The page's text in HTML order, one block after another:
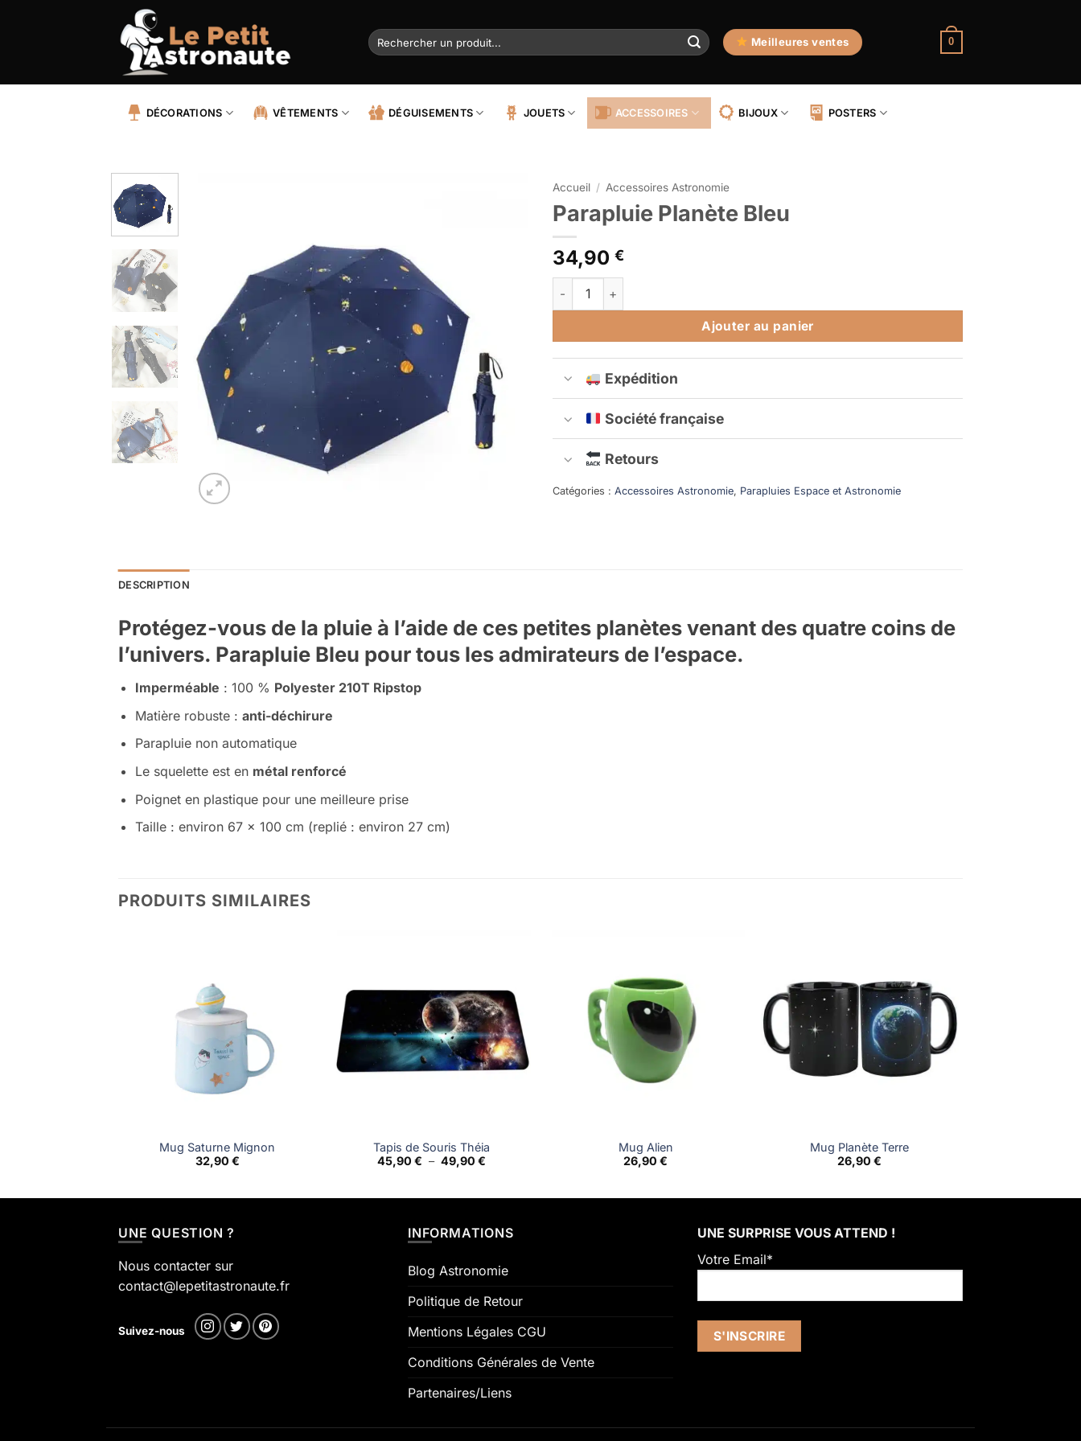
Recherche
pour :
Meilleures ventes 0
DÉCORATIONS VÊTEMENTS DÉGUISEMENTS JOUETS ACCESSOIRES BIJOUX POSTERS
Accueil / Accessoires Astronomie
Parapluie Planète Bleu
34,90 €
quantité de Parapluie Planète Bleu
Ajouter au panier
Alternative:
Expédition
Société française
Retours
Catégories : Accessoires Astronomie, Parapluies Espace et Astronomie
DESCRIPTION
Protégez-vous de la pluie à l’aide de ces petites planètes venant des quatre coins de
l’univers. Parapluie Bleu pour tous les admirateurs de l’espace.
Imperméable : 100 % Polyester 210T Ripstop
Matière robuste : anti-déchirure
Parapluie non automatique
Le squelette est en métal renforcé
Poignet en plastique pour une meilleure prise
Taille : environ 67 x 100 cm (replié : environ 27 cm)
PRODUITS SIMILAIRES
Mug Saturne Mignon
32,90 €
Tapis de Souris Théia
45,90 € – 49,90 €Plage
Mug Alien
26,90€
Mug Planète Terre
26,90€
UNE QUESTION ?
Nous contacter sur
contact@lepetitastronaute.fr
Suivez-nous
INFORMATIONS
Blog Astronomie
Politique de Retour
Mentions Légales CGU
Conditions Générales de Vente
Partenaires/Liens
UNE SURPRISE VOUS ATTEND !
Votre Email*